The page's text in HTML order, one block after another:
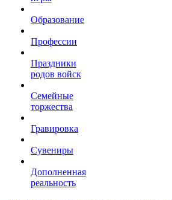
Образование
Профессии
Праздники
родов войск
Семейные
торжества
Гравировка
Сувениры
Дополненная
реальность